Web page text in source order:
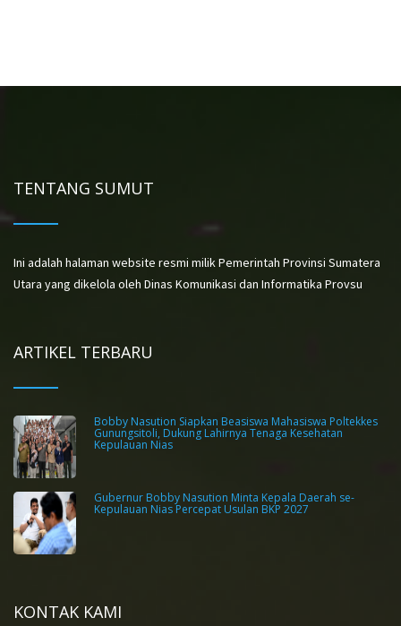
TENTANG SUMUT
Ini adalah halaman website resmi milik Pemerintah Provinsi Sumatera
Utara yang dikelola oleh Dinas Komunikasi dan Informatika Provsu
ARTIKEL TERBARU
Bobby Nasution Siapkan Beasiswa Mahasiswa Poltekkes
Gunungsitoli, Dukung Lahirnya Tenaga Kesehatan
Kepulauan Nias
Gubernur Bobby Nasution Minta Kepala Daerah se-
Kepulauan Nias Percepat Usulan BKP 2027
KONTAK KAMI